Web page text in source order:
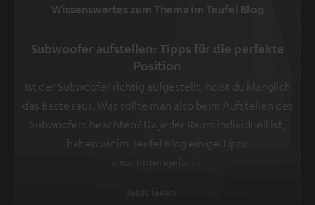
Wissenswertes zum Thema im Teufel Blog
Subwoofer aufstellen: Tipps für die perfekte
Position
Ist der Subwoofer richtig aufgestellt, holst du klanglich
das Beste raus. Was sollte man also beim Aufstellen des
Subwoofers beachten? Da jeder Raum individuell ist,
haben wir im Teufel Blog einige Tipps
zusammengefasst.